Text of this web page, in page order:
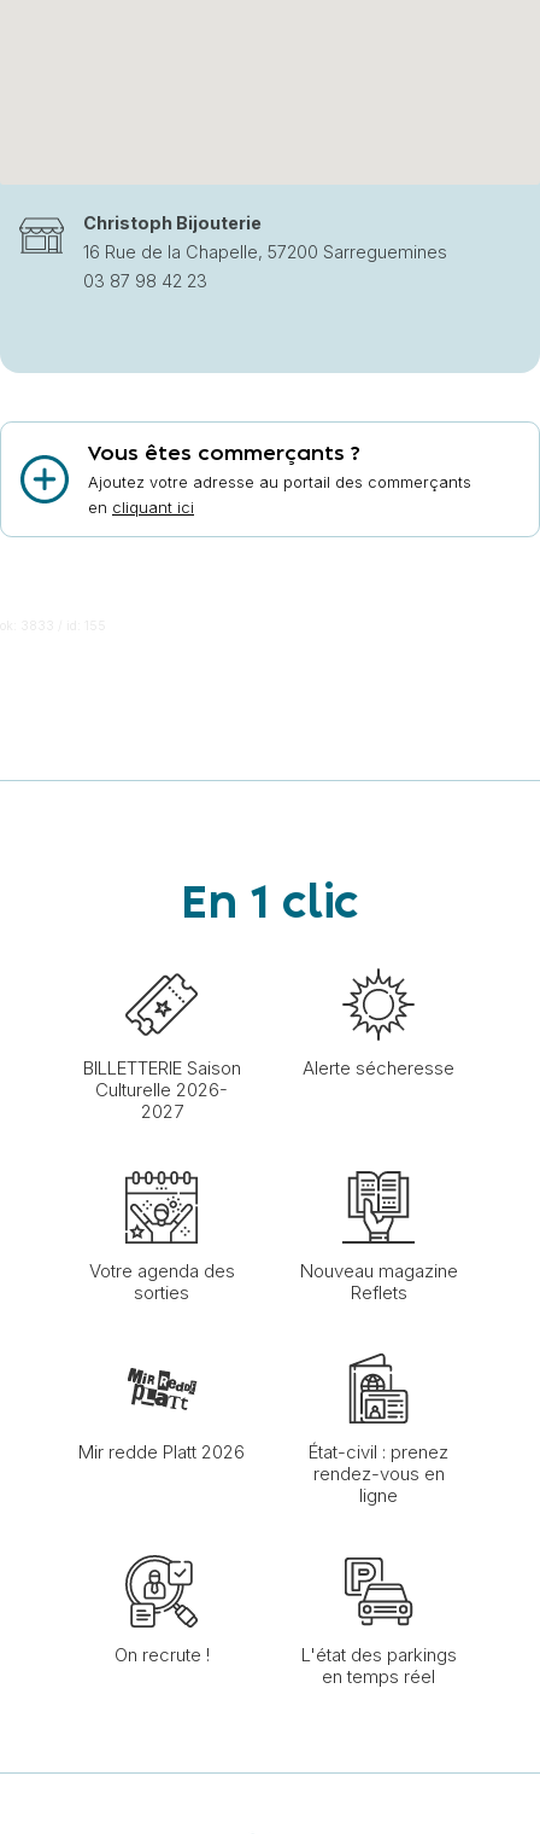
Christoph Bijouterie
16 Rue de la Chapelle, 57200 Sarreguemines
03 87 98 42 23
Vous êtes commerçants ?
Ajoutez votre adresse au portail des commerçants
en cliquant ici
En 1 clic
BILLETTERIE Saison
Culturelle 2026-
2027
Alerte sécheresse
Votre agenda des
sorties
Nouveau magazine
Reflets
Mir redde Platt 2026
État-civil : prenez
rendez-vous en
ligne
On recrute !
L'état des parkings
en temps réel